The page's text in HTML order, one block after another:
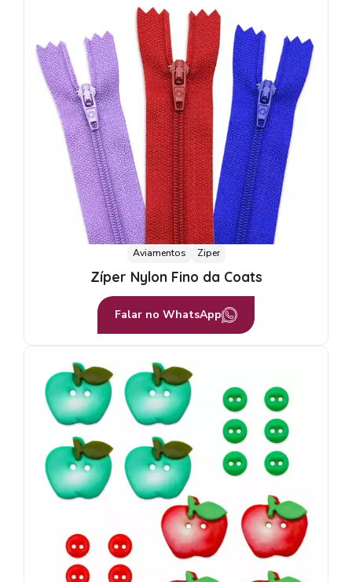
Aviamentos Ziper
Zíper Nylon Fino da Coats
Falar no WhatsApp